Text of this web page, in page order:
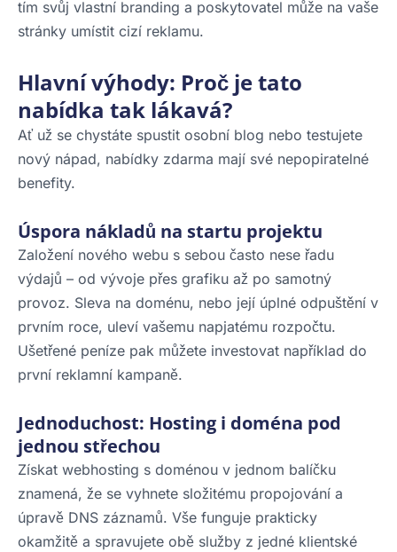
tím svůj vlastní branding a poskytovatel může na vaše
stránky umístit cizí reklamu.
Hlavní výhody: Proč je tato
nabídka tak lákavá?
Ať už se chystáte spustit osobní blog nebo testujete
nový nápad, nabídky zdarma mají své nepopiratelné
benefity.
Úspora nákladů na startu projektu
Založení nového webu s sebou často nese řadu
výdajů – od vývoje přes grafiku až po samotný
provoz. Sleva na doménu, nebo její úplné odpuštění v
prvním roce, uleví vašemu napjatému rozpočtu.
Ušetřené peníze pak můžete investovat například do
první reklamní kampaně.
Jednoduchost: Hosting i doména pod
jednou střechou
Získat webhosting s doménou v jednom balíčku
znamená, že se vyhnete složitému propojování a
úpravě DNS záznamů. Vše funguje prakticky
okamžitě a spravujete obě služby z jedné klientské